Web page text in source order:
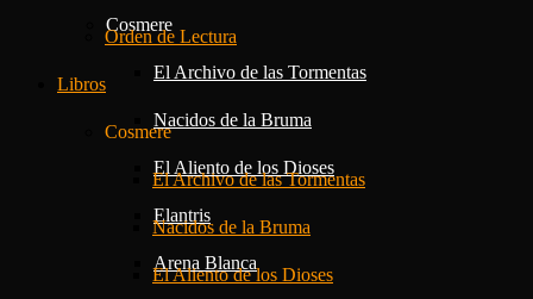
Cosmere
El Archivo de las Tormentas
Nacidos de la Bruma
El Aliento de los Dioses
Elantris
Arena Blanca
Orden de Lectura
Libros
Cosmere
El Archivo de las Tormentas
Nacidos de la Bruma
El Aliento de los Dioses